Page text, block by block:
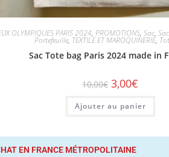
OLYMPIQUES PARIS 2024, PROMOTIONS, Sac,
Portefeuille, TEXTILE ET MAROQUINERIE,
Sac Tote bag Paris 2024 made in
10,00€ 3,00€
Ajouter au panier
EN FRANCE MÉTROPOLITAINE